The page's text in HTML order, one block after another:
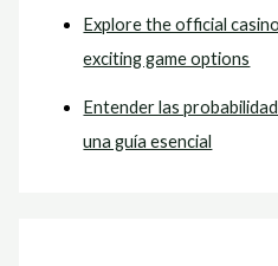
Explore the official
exciting game options
Entender las
una guía esencial